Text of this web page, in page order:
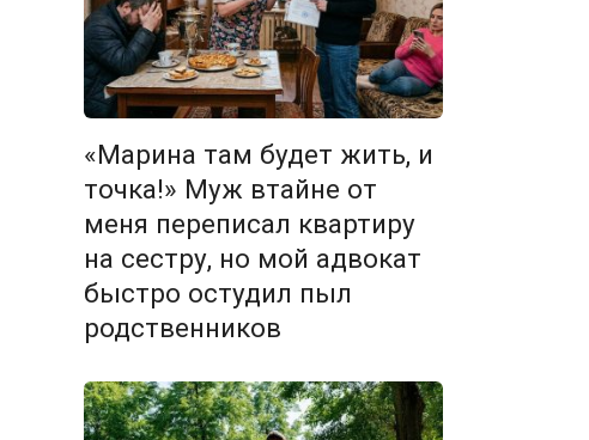
«Марина там будет жить, и
точка!» Муж втайне от
меня переписал квартиру
на сестру, но мой адвокат
быстро остудил пыл
родственников